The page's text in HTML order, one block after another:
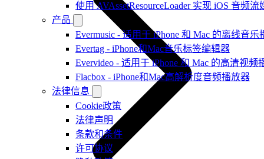
使用 AVAssetResourceLoader 实现 iOS 音频流
产品
Evermusic - 适用于 iPhone 和 Mac 的离线音乐
Evertag - iPhone和Mac音乐标签编辑器
Evervideo - 适用于 iPhone 和 Mac 的高清视频
Flacbox - iPhone和Mac高解析度音频播放器
法律信息
Cookie政策
法律声明
条款和条件
许可协议